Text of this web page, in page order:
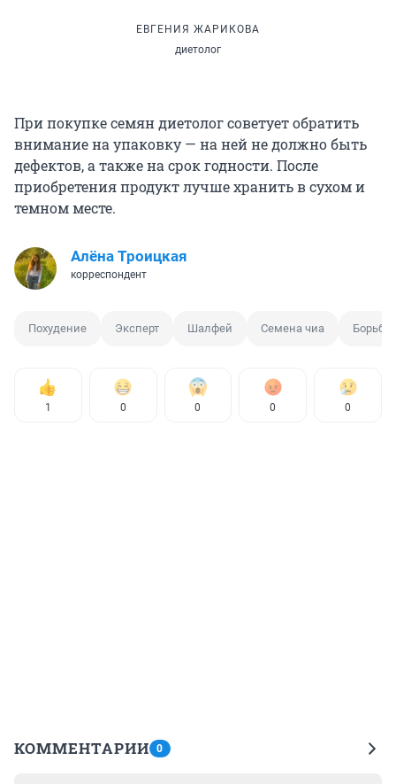
ЕВГЕНИЯ ЖАРИКОВА
диетолог
При покупке семян диетолог советует обратить
внимание на упаковку — на ней не должно быть
дефектов, а также на срок годности. После
приобретения продукт лучше хранить в сухом и
темном месте.
Алёна Троицкая
корреспондент
Похудение Эксперт Шалфей Семена чиа
1 0 0 0 0
КОММЕНТАРИИ 0